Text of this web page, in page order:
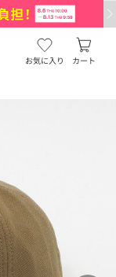
お気に入り カート